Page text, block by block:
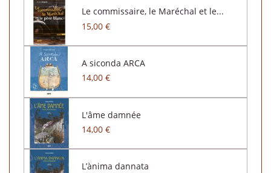
Le commissaire, le Maréchal et le...
15,00 €
A siconda ARCA
14,00 €
L'âme damnée
14,00 €
L’ànima dannata